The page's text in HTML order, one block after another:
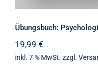
Übungsbuch:
19,99 €
inkl. 7 % MwSt. zzgl.